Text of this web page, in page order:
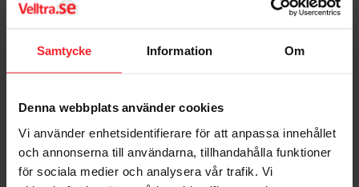
Samtycke Information Om
Denna webbplats använder cookies
Vi använder enhetsidentifierare för att anpassa innehållet
och annonserna till användarna, tillhandahålla funktioner
för sociala medier och analysera vår trafik. Vi
Du